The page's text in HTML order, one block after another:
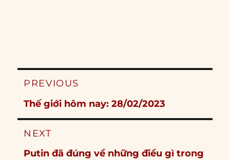
Post
PREVIOUS
Previous
post:
Thế giới hôm nay: 28/02/2023
NEXT
Next
Putin đã đúng về những điều gì trong